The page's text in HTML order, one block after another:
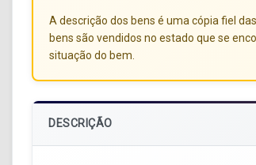
A descrição dos bens é uma cópia fiel
bens são vendidos no estado que se
situação do bem.
DESCRIÇÃO